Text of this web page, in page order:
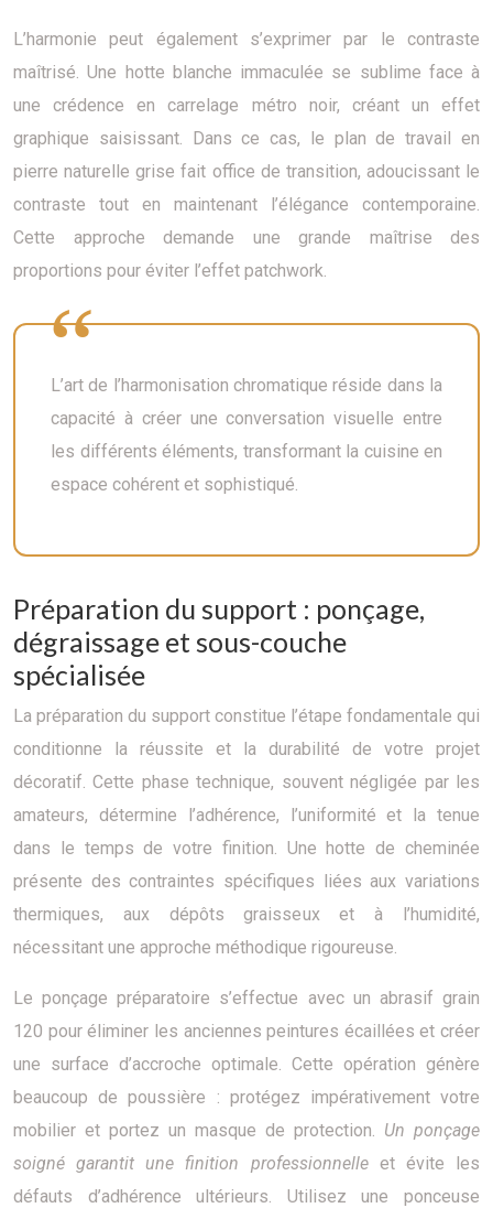
L’harmonie peut également s’exprimer par le contraste
maîtrisé. Une hotte blanche immaculée se sublime face à
une crédence en carrelage métro noir, créant un effet
graphique saisissant. Dans ce cas, le plan de travail en
pierre naturelle grise fait office de transition, adoucissant le
contraste tout en maintenant l’élégance contemporaine.
Cette approche demande une grande maîtrise des
proportions pour éviter l’effet patchwork.
L’art de l’harmonisation chromatique réside dans la
capacité à créer une conversation visuelle entre
les différents éléments, transformant la cuisine en
espace cohérent et sophistiqué.
Préparation du support : ponçage,
dégraissage et sous-couche
spécialisée
La préparation du support constitue l’étape fondamentale qui
conditionne la réussite et la durabilité de votre projet
décoratif. Cette phase technique, souvent négligée par les
amateurs, détermine l’adhérence, l’uniformité et la tenue
dans le temps de votre finition. Une hotte de cheminée
présente des contraintes spécifiques liées aux variations
thermiques, aux dépôts graisseux et à l’humidité,
nécessitant une approche méthodique rigoureuse.
Le ponçage préparatoire s’effectue avec un abrasif grain
120 pour éliminer les anciennes peintures écaillées et créer
une surface d’accroche optimale. Cette opération génère
beaucoup de poussière : protégez impérativement votre
mobilier et portez un masque de protection. Un ponçage
soigné garantit une finition professionnelleet évite les
défauts d’adhérence ultérieurs. Utilisez une ponceuse